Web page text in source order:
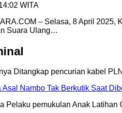
WITA
– Selasa, 8 April
Suara Ulang…
Nambo Tak Berkutik Saat